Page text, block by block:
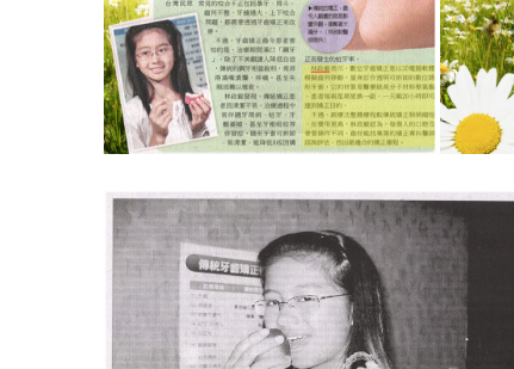
聯合晚報：戴牙套 戴到滿口蛀牙抽神經
中國時報：隱形牙套矯正 免當大鋼牙